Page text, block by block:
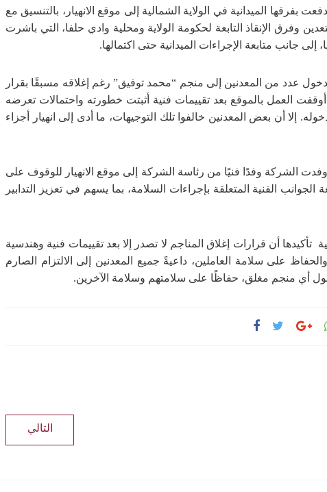
بفرقها الميدانية في الولاية الشمالية إلى موقع الانهيار، بالتنسيق مع
وفرق الإنقاذ التابعة لحكومة الولاية ومحلية وادي حلفا، التي باشرت
إلى جانب متابعة الإجراءات الميدانية حتى اكتمالها.
عدد من المعدنين إلى منجم “محمد توفيق” رغم إغلاقه مسبقًا بقرار
أوقفت العمل بالموقع بعد تقييمات فنية أثبتت خطورته واحتمالات تعرضه
إلا أن بعض المعدنين خالفوا تلك التوجيهات، ما أدى إلى انهيار أجزاء
الشركة وفدًا فنيًا من رئاسة الشركة إلى موقع الانهيار للوقوف على
الجوانب الفنية المتعلقة بإجراءات السلامة، بما يسهم في تعزيز التدابير
تأكيدها أن قرارات إغلاق المناجم لا تصدر إلا بعد تقييمات فنية وهندسية
على سلامة العاملين، داعيةً جميع المعدنين إلى الالتزام الصارم
أي منجم مغلق، حفاظًا على سلامتهم وسلامة الآخرين.
التالي